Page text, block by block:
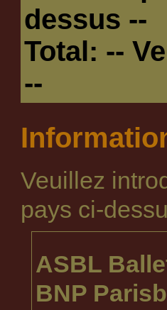
dessus --
Total: --
--
Veuillez
pays ci-
ASBL
BNP